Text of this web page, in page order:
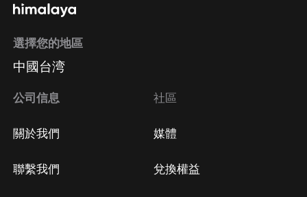
方法 Google Play取消訂閱方法
選擇您的地區
中國台湾
公司信息
關於我們
聯繫我們
社區
媒體
兌換權益